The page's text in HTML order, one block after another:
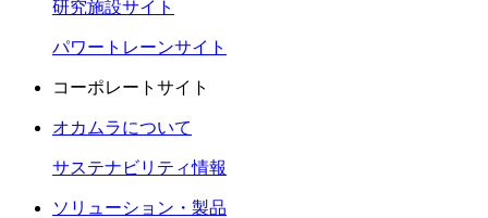
研究施設サイト
パワートレーンサイト
コーポレートサイト
オカムラについて
サステナビリティ情報
ソリューション・製品